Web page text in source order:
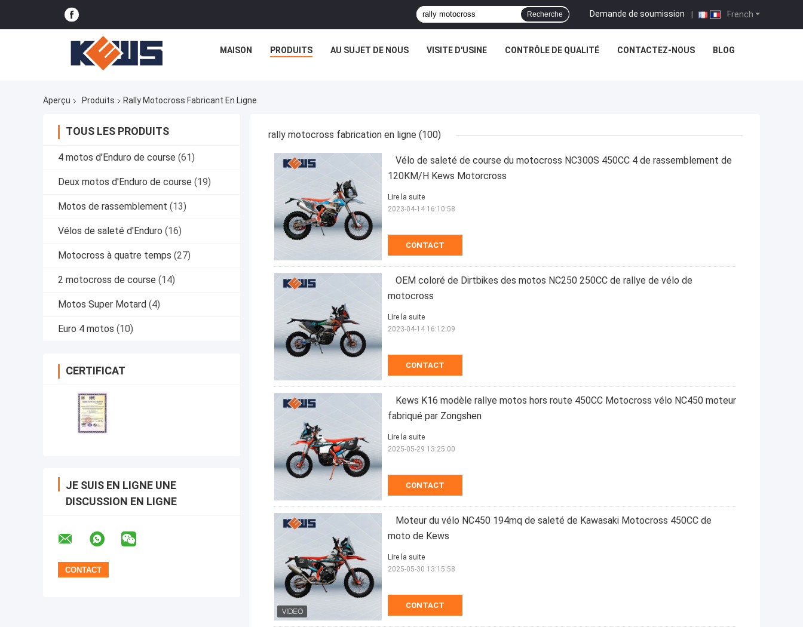
French
Demande de soumission |
Recherche
MAISON PRODUITS AU SUJET DE NOUS VISITE D'USINE CONTRÔLE DE QUALITÉ CONTACTEZ-NOUS BLOG
Aperçu Produits Rally Motocross Fabricant En Ligne
TOUS LES PRODUITS
4 motos d'Enduro de course (61)
Deux motos d'Enduro de course (19)
Motos de rassemblement (13)
Vélos de saleté d'Enduro (16)
Motocross à quatre temps (27)
2 motocross de course (14)
Motos Super Motard (4)
Euro 4 motos (10)
CERTIFICAT
JE SUIS EN LIGNE UNE
DISCUSSION EN LIGNE
rally motocross fabrication en ligne (100)
Vélo de saleté de course du motocross NC300S 450CC 4 de rassemblement de
120KM/H Kews Motorcross
CONTACT
Lire la suite
2023-04-14 16:10:58
OEM coloré de Dirtbikes des motos NC250 250CC de rallye de vélo de
motocross
CONTACT
Lire la suite
2023-04-14 16:12:09
Kews K16 modèle rallye motos hors route 450CC Motocross vélo NC450 moteur
fabriqué par Zongshen
CONTACT
Lire la suite
2025-05-29 13:25:00
Moteur du vélo NC450 194mq de saleté de Kawasaki Motocross 450CC de
moto de Kews
CONTACT
Lire la suite
2025-05-30 13:15:58